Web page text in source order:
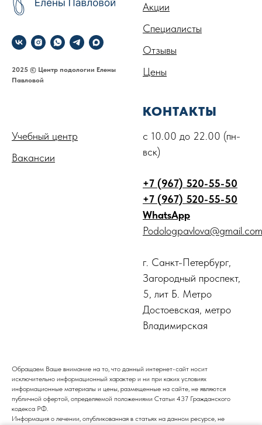
2025 © Центр подологии Елены
Павловой
Акции
Специалисты
Отзывы
Цены
Учебный центр
Вакансии
КОНТАКТЫ
с 10.00 до 22.00 (пн-
вск)
+7 (967) 520-55-50
+7 (967) 520-55-50
WhatsApp
Podologpavlova@gmail.com
г. Санкт-Петербург,
Загородный проспект,
5, лит Б. Метро
Достоевская, метро
Владимирская
Обращаем Ваше внимание на то, что данный интернет-сайт носит
исключительно информационный характер и ни при каких условиях
информационные материалы и цены, размещенные на сайте, не являются
публичной офертой, определяемой положениями Статьи 437 Гражданского
кодекса РФ.
Информация о лечении, опубликованная в статьях на данном ресурсе, не